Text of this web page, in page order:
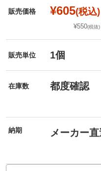
販売価格 ¥605(税込)
¥550(税抜)
販売単位 1個
在庫数 都度確認
納期 メーカー